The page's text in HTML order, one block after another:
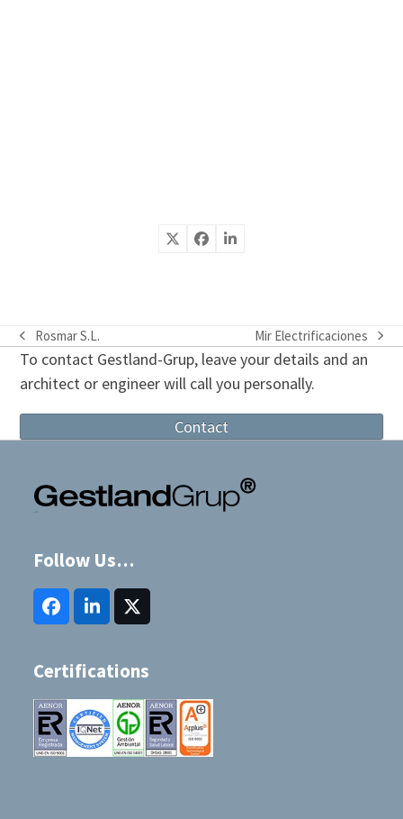
previous
post:
Rosmar S.L.
next
post:
Mir Electrificaciones
To contact Gestland-Grup, leave your details and an
architect or engineer will call you personally.
Contact
Follow Us…
FacebookLinkedInTwitter
(deprecated)
Certifications